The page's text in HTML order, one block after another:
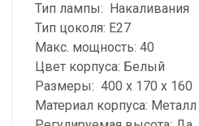
Тип лампы: Накаливания
Тип цоколя: E27
Макс. мощность: 40
Цвет корпуса: Белый
Размеры: 400 х 170 х 160
Материал корпуса: Металл